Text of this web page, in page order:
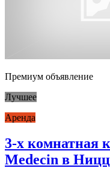
Премиум объявление
Лучшее
Аренда
3-х комнатная
Medecin в